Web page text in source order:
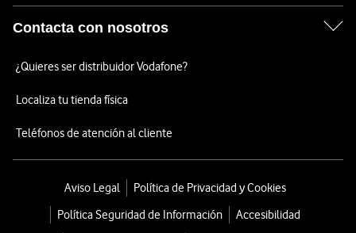
Contacta con nosotros
¿Quieres ser distribuidor Vodafone?
Localiza tu tienda física
Teléfonos de atención al cliente
Aviso Legal
Política de Privacidad y Cookies
Política Seguridad de Información
Accesibilidad